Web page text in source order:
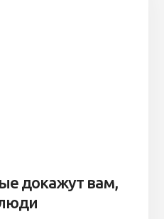
докажут вам,